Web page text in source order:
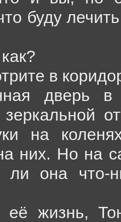
буду
в
дверь
на
них. Но на
она что-
жизнь,